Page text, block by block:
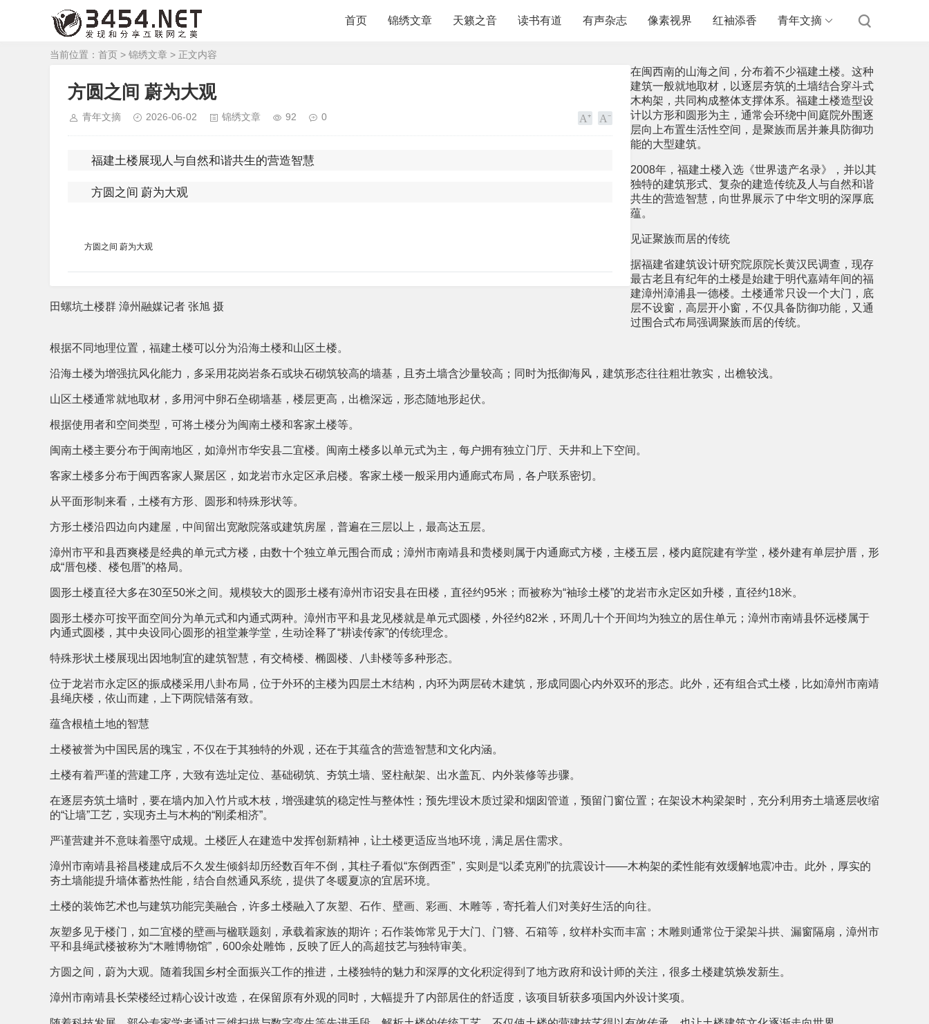
首页 锦绣文章 天籁之音 读书有道 有声杂志 像素视界 红袖添香 青年文摘
当前位置： 首页 > 锦绣文章 > 正文内容
方圆之间 蔚为大观
青年文摘 2026-06-02 锦绣文章 92 0
福建土楼展现人与自然和谐共生的营造智慧
方圆之间 蔚为大观
方圆之间 蔚为大观
田螺坑土楼群 漳州融媒记者 张旭 摄
在闽西南的山海之间，分布着不少福建土楼。这种
建筑一般就地取材，以逐层夯筑的土墙结合穿斗式
木构架，共同构成整体支撑体系。福建土楼造型设
计以方形和圆形为主，通常会环绕中间庭院外围逐
层向上布置生活性空间，是聚族而居并兼具防御功
能的大型建筑。
2008年，福建土楼入选《世界遗产名录》，并以其
独特的建筑形式、复杂的建造传统及人与自然和谐
共生的营造智慧，向世界展示了中华文明的深厚底
蕴。
见证聚族而居的传统
据福建省建筑设计研究院原院长黄汉民调查，现存
最古老且有纪年的土楼是始建于明代嘉靖年间的福
建漳州漳浦县一德楼。土楼通常只设一个大门，底
层不设窗，高层开小窗，不仅具备防御功能，又通
过围合式布局强调聚族而居的传统。
根据不同地理位置，福建土楼可以分为沿海土楼和山区土楼。
沿海土楼为增强抗风化能力，多采用花岗岩条石或块石砌筑较高的墙基，且夯土墙含沙量较高；同时为抵御海风，建筑形态往往粗壮敦实，出檐较浅。
山区土楼通常就地取材，多用河中卵石垒砌墙基，楼层更高，出檐深远，形态随地形起伏。
根据使用者和空间类型，可将土楼分为闽南土楼和客家土楼等。
闽南土楼主要分布于闽南地区，如漳州市华安县二宜楼。闽南土楼多以单元式为主，每户拥有独立门厅、天井和上下空间。
客家土楼多分布于闽西客家人聚居区，如龙岩市永定区承启楼。客家土楼一般采用内通廊式布局，各户联系密切。
从平面形制来看，土楼有方形、圆形和特殊形状等。
方形土楼沿四边向内建屋，中间留出宽敞院落或建筑房屋，普遍在三层以上，最高达五层。
漳州市平和县西爽楼是经典的单元式方楼，由数十个独立单元围合而成；漳州市南靖县和贵楼则属于内通廊式方楼，主楼五层，楼内庭院建有学堂，楼外建有单层护厝，形
成“厝包楼、楼包厝”的格局。
圆形土楼直径大多在30至50米之间。规模较大的圆形土楼有漳州市诏安县在田楼，直径约95米；而被称为“袖珍土楼”的龙岩市永定区如升楼，直径约18米。
圆形土楼亦可按平面空间分为单元式和内通式两种。漳州市平和县龙见楼就是单元式圆楼，外径约82米，环周几十个开间均为独立的居住单元；漳州市南靖县怀远楼属于
内通式圆楼，其中央设同心圆形的祖堂兼学堂，生动诠释了“耕读传家”的传统理念。
特殊形状土楼展现出因地制宜的建筑智慧，有交椅楼、椭圆楼、八卦楼等多种形态。
位于龙岩市永定区的振成楼采用八卦布局，位于外环的主楼为四层土木结构，内环为两层砖木建筑，形成同圆心内外双环的形态。此外，还有组合式土楼，比如漳州市南靖
县绳庆楼，依山而建，上下两院错落有致。
蕴含根植土地的智慧
土楼被誉为中国民居的瑰宝，不仅在于其独特的外观，还在于其蕴含的营造智慧和文化内涵。
土楼有着严谨的营建工序，大致有选址定位、基础砌筑、夯筑土墙、竖柱献架、出水盖瓦、内外装修等步骤。
在逐层夯筑土墙时，要在墙内加入竹片或木枝，增强建筑的稳定性与整体性；预先埋设木质过梁和烟囱管道，预留门窗位置；在架设木构梁架时，充分利用夯土墙逐层收缩
的“让墙”工艺，实现夯土与木构的“刚柔相济”。
严谨营建并不意味着墨守成规。土楼匠人在建造中发挥创新精神，让土楼更适应当地环境，满足居住需求。
漳州市南靖县裕昌楼建成后不久发生倾斜却历经数百年不倒，其柱子看似“东倒西歪”，实则是“以柔克刚”的抗震设计——木构架的柔性能有效缓解地震冲击。此外，厚实的
夯土墙能提升墙体蓄热性能，结合自然通风系统，提供了冬暖夏凉的宜居环境。
土楼的装饰艺术也与建筑功能完美融合，许多土楼融入了灰塑、石作、壁画、彩画、木雕等，寄托着人们对美好生活的向往。
灰塑多见于楼门，如二宜楼的壁画与楹联题刻，承载着家族的期许；石作装饰常见于大门、门簪、石箱等，纹样朴实而丰富；木雕则通常位于梁架斗拱、漏窗隔扇，漳州市
平和县绳武楼被称为“木雕博物馆”，600余处雕饰，反映了匠人的高超技艺与独特审美。
方圆之间，蔚为大观。随着我国乡村全面振兴工作的推进，土楼独特的魅力和深厚的文化积淀得到了地方政府和设计师的关注，很多土楼建筑焕发新生。
漳州市南靖县长荣楼经过精心设计改造，在保留原有外观的同时，大幅提升了内部居住的舒适度，该项目斩获多项国内外设计奖项。